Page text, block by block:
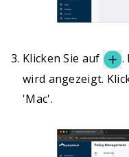
Klicken Sie auf
.
wird angezeigt.
'Mac'.